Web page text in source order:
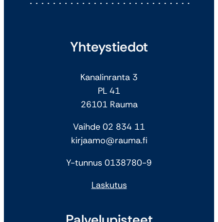
Yhteystiedot
Kanalinranta 3
PL 41
26101 Rauma
Vaihde 02 834 11
kirjaamo@rauma.fi
Y-tunnus 0138780-9
Laskutus